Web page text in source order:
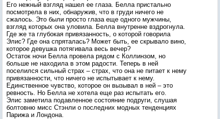
Его нежный взгляд нашел ее глаза. Белла пристально
посмотрела в них, обнаружив, что в груди ничего не
сжалось. Это были просто глаза еще одного мужчины,
взгляд которых она уловила. Белла внутренне вздрогнула.
Где же та глубокая привязанность, о которой говорила
Элис? Где она спряталась? Может быть, ее скрывало вино,
которое девушка потягивала весь вечер?
Остаток ночи Белла провела рядом с Коллинзом, но
больше не находила в этом радости. Теперь в ней
поселился сильный страх – страх, что она не питает к нему
привязанности, что ничего не испытывает к нему.
Единственное чувство, которое он вызывал в ней – это
ревность. Но Белла не хотела еще раз испытать его.
Элис заметила подавленное состояние подруги, слушая
болтовню мисс Стэнли о последних модных тенденциях
Парижа и Лондона.